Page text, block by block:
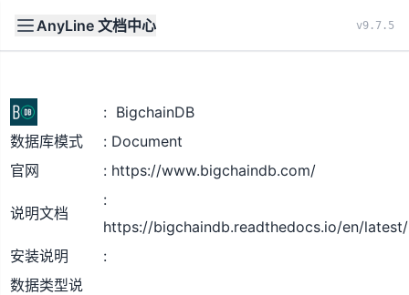
AnyLine 文档中心 v9.7.5
文档 首页
BigchainDB
数据库模式
Document
官网
https://www.bigchaindb.com/
说明文档
https://bigchaindb.readthedocs.io/en/latest/
安装说明
数据类型说